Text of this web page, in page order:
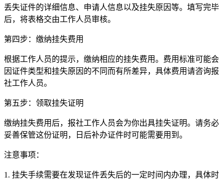
丢失证件的详细信息、申请人信息以及挂失原因等。填写完毕
后，将表格交由工作人员审核。
第四步：缴纳挂失费用
根据工作人员的提示，缴纳相应的挂失费用。费用标准可能会
因证件类型和挂失原因的不同而有所差异，具体费用请咨询报
社工作人员。
第五步：领取挂失证明
缴纳挂失费用后，报社工作人员会为你出具挂失证明。请务必
妥善保管这份证明，日后补办证件时可能需要用到。
注意事项：
1. 挂失手续需要在发现证件丢失后的一定时间内办理，具体时